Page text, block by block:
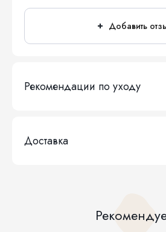
Добавить
Рекомендации по уходу
Доставка